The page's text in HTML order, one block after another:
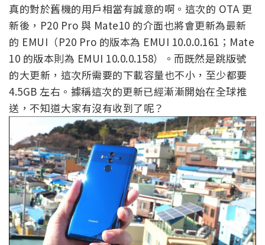
真的對於舊機的用戶相當有誠意的啊。這次的 OTA 更
新後，P20 Pro 與 Mate10 的介面也將會更新為最新
的 EMUI（P20 Pro 的版本為 EMUI 10.0.0.161；Mate
10 的版本則為 EMUI 10.0.0.158）。而既然是跳版號
的大更新，這次所需要的下載容量也不小，至少都要
4.5GB 左右。據稱這次的更新已經漸漸開始在全球推
送，不知道大家有沒有收到了呢？